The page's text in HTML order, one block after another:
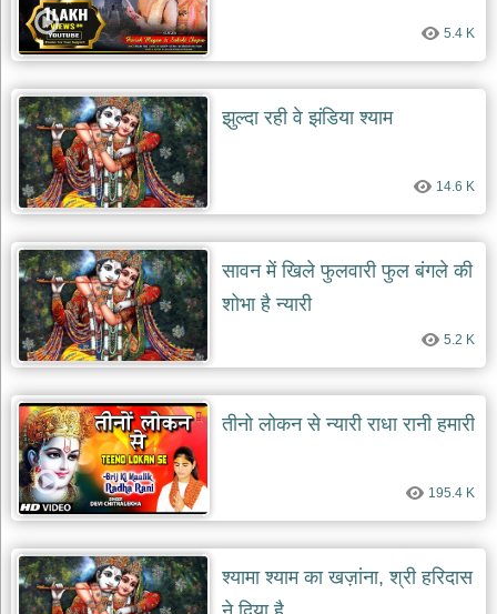
शनि
देव
भजन
dev
bhajans
आज
का
भजन
bhajan
the
day
भजन
जोड़ें
add
bhajans
5.4 K
झुल्दा रही वे झंडिया श्याम
14.6 K
सावन में खिले फुलवारी फुल बंगले की
शोभा है न्यारी
5.2 K
तीनो लोकन से न्यारी राधा रानी हमारी
195.4 K
श्यामा श्याम का खज़ांना, श्री हरिदास